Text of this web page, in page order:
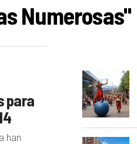
Numerosas"
para
han